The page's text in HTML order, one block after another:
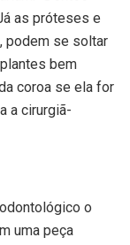
as próteses e
podem se soltar
bem
coroa se ela for
a cirurgiã-
o
uma peça